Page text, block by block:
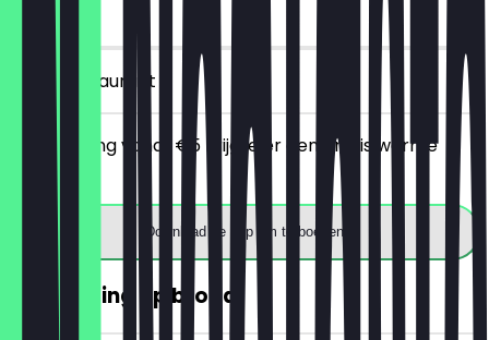
7 dagen
in het restaurant
Bij besteding vanaf €5 krijg je er een gratis warme
drank bij.
Download de app om te boeken
30% korting op brood